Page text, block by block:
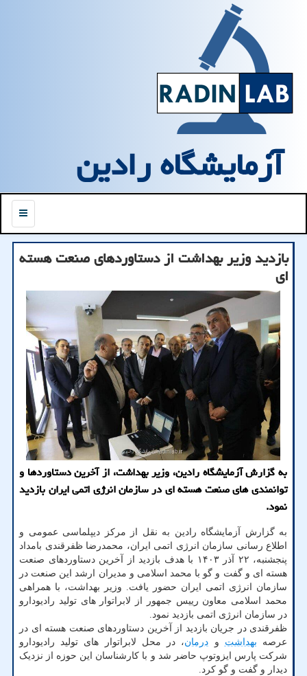
آزمایشگاه رادین
منو
بازدید وزیر بهداشت از دستاوردهای صنعت هسته
ای
به گزارش آزمایشگاه رادین، وزیر بهداشت، از آخرین دستاوردها و
توانمندی های صنعت هسته ای در سازمان انرژی اتمی ایران بازدید
نمود.
به گزارش آزمایشگاه رادین به نقل از مرکز دیپلماسی عمومی و
اطلاع رسانی سازمان انرژی اتمی ایران، محمدرضا ظفرقندی بامداد
پنجشنبه، ۲۲ آذر ۱۴۰۳ با هدف بازدید از آخرین دستاوردهای صنعت
هسته ای و گفت و گو با محمد اسلامی و مدیران ارشد این صنعت در
سازمان انرژی اتمی ایران حضور یافت. وزیر بهداشت، با همراهی
محمد اسلامی معاون رییس جمهور از لابراتوار های تولید رادیودارو
در سازمان انرژی اتمی بازدید نمود.
ظفرقندی در جریان بازدید از آخرین دستاوردهای صنعت هسته ای در
عرصه بهداشت و درمان، در محل لابراتوار های تولید رادیودارو
شرکت پارس ایزوتوپ حاضر شد و با کارشناسان این حوزه از نزدیک
دیدار و گفت و گو کرد.